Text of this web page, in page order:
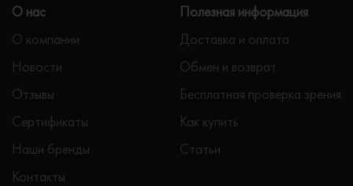
О нас
О компании
Новости
Отзывы
Сертификаты
Наши бренды
Контакты
Полезная информация
Доставка и оплата
Обмен и возврат
Бесплатная проверка зрения
Как купить
Статьи